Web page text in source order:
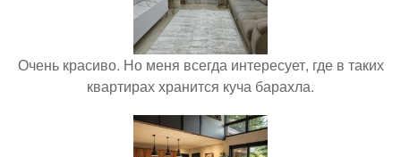
Очень красиво. Но меня всегда интересует, где в таких
квартирах хранится куча барахла.